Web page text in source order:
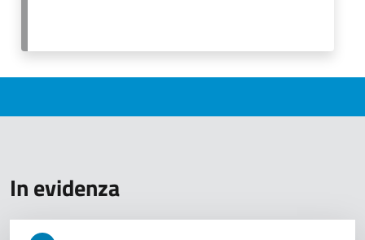
In evidenza